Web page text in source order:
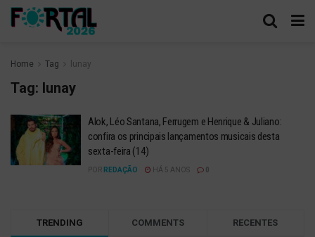
Home Tag lunay
Tag: lunay
Alok, Léo Santana, Ferrugem e Henrique & Juliano:
confira os principais lançamentos musicais desta
sexta-feira (14)
POR REDAÇÃO HÁ 5 ANOS
TRENDING COMMENTS RECENTES